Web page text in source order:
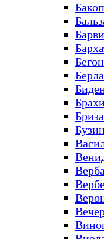
Бриза